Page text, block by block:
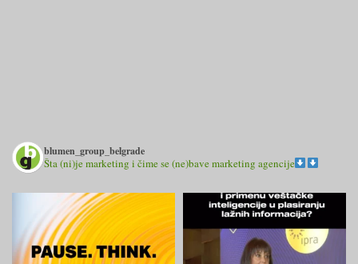
blumen_group_belgrade
Šta (ni)je marketing i čime se (ne)bave marketing agencije